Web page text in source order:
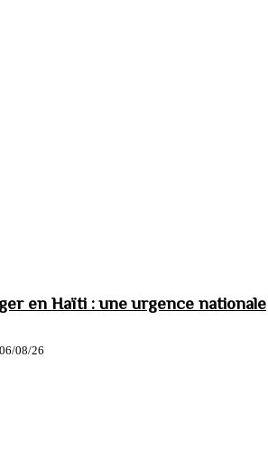
en Haïti : une urgence nationale
06/08/26